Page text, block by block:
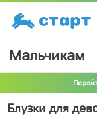
Мальчикам
Блузки для